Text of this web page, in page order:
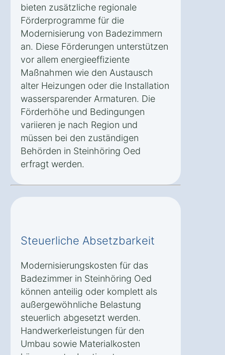
bieten zusätzliche regionale
Förderprogramme für die
Modernisierung von Badezimmern
an. Diese Förderungen unterstützen
vor allem energieeffiziente
Maßnahmen wie den Austausch
alter Heizungen oder die Installation
wassersparender Armaturen. Die
Förderhöhe und Bedingungen
variieren je nach Region und
müssen bei den zuständigen
Behörden in Steinhöring Oed
erfragt werden.
Steuerliche Absetzbarkeit
Modernisierungskosten für das
Badezimmer in Steinhöring Oed
können anteilig oder komplett als
außergewöhnliche Belastung
steuerlich abgesetzt werden.
Handwerkerleistungen für den
Umbau sowie Materialkosten